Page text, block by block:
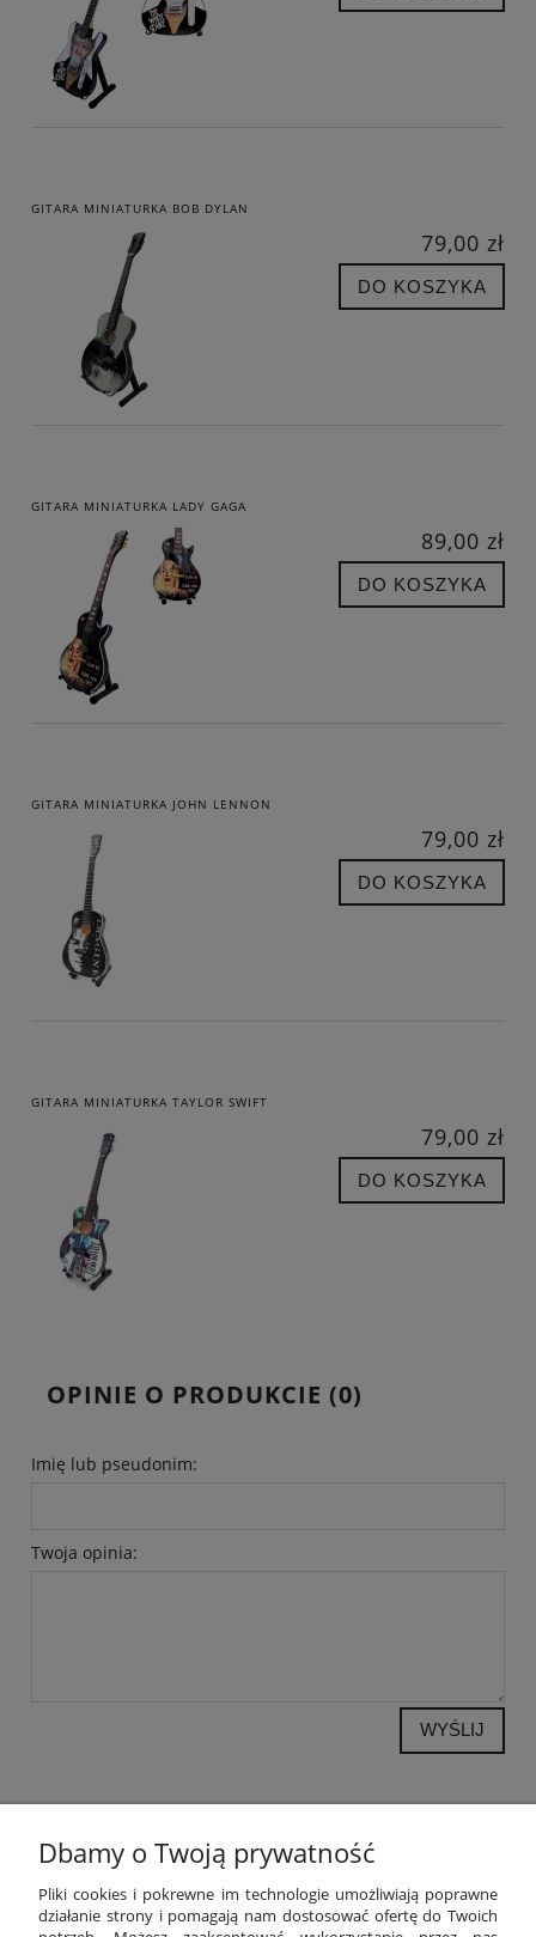
GITARA MINIATURKA BOB DYLAN
79,00 zł
DO KOSZYKA
GITARA MINIATURKA LADY GAGA
89,00 zł
DO KOSZYKA
GITARA MINIATURKA JOHN LENNON
79,00 zł
DO KOSZYKA
GITARA MINIATURKA TAYLOR SWIFT
79,00 zł
DO KOSZYKA
OPINIE O PRODUKCIE (0)
Imię lub pseudonim:
Twoja opinia:
WYŚLIJ
POMOC
Dbamy o Twoją prywatność
Pliki cookies i pokrewne im technologie umożliwiają poprawne
działanie strony i pomagają nam dostosować ofertę do Twoich